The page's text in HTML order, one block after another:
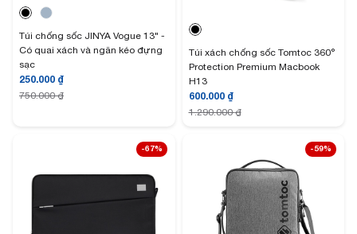
Túi chống sốc JINYA Vogue 13" -
Có quai xách và ngăn kéo đựng
sạc
250.000 ₫
750.000₫
Túi xách chống sốc Tomtoc 360°
Protection Premium Macbook
H13
600.000 ₫
1.290.000₫
-67% -59%